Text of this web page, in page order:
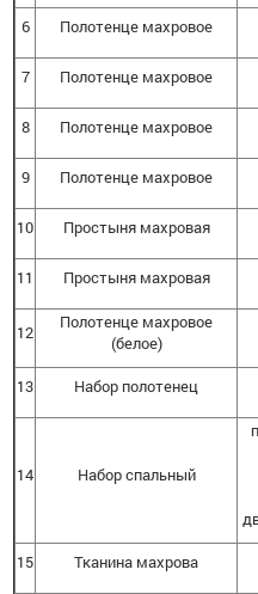
6 Полотенце махровое
7 Полотенце махровое
8 Полотенце махровое
9 Полотенце махровое
10 Простыня махровая
11 Простыня махровая
12
Полотенце махровое
(белое)
13 Набор полотенец
14 Набор спальный
15 Тканина махрова